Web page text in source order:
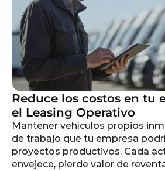
Reduce los costos en tu
el Leasing Operativo
Mantener vehículos propios
de trabajo que tu empresa
proyectos productivos. Cada
envejece, pierde valor de